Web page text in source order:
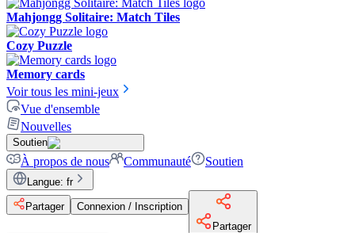
Mahjongg Solitaire: Match Tiles
Cozy Puzzle
Memory cards
Voir tous les mini-jeux
Vue d'ensemble
Nouvelles
Soutien
À propos de nous Communauté Soutien
Langue: fr
Partager
Connexion / Inscription
Partager